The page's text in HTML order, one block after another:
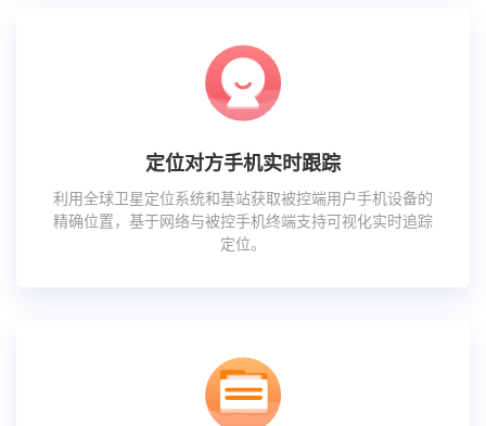
定位对方手机实时跟踪
利用全球卫星定位系统和基站获取被控端用户手机设备的
精确位置，基于网络与被控手机终端支持可视化实时追踪
定位。